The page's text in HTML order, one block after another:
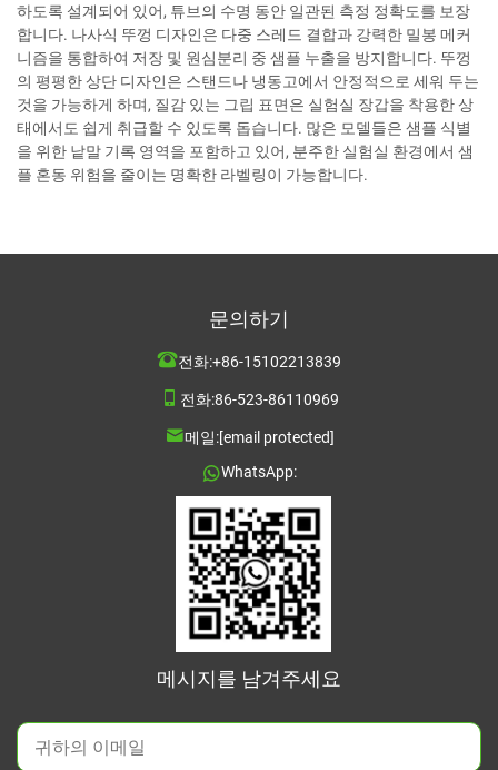
하도록 설계되어 있어, 튜브의 수명 동안 일관된 측정 정확도를 보장
합니다. 나사식 뚜껑 디자인은 다중 스레드 결합과 강력한 밀봉 메커
니즘을 통합하여 저장 및 원심분리 중 샘플 누출을 방지합니다. 뚜껑
의 평평한 상단 디자인은 스탠드나 냉동고에서 안정적으로 세워 두는
것을 가능하게 하며, 질감 있는 그립 표면은 실험실 장갑을 착용한 상
태에서도 쉽게 취급할 수 있도록 돕습니다. 많은 모델들은 샘플 식별
을 위한 낱말 기록 영역을 포함하고 있어, 분주한 실험실 환경에서 샘
플 혼동 위험을 줄이는 명확한 라벨링이 가능합니다.
문의하기
전화:+86-15102213839
전화:86-523-86110969
메일:[email protected]
WhatsApp:
메시지를 남겨주세요